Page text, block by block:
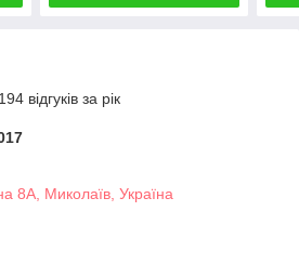
відгуків за рік
8А, Миколаїв, Україна